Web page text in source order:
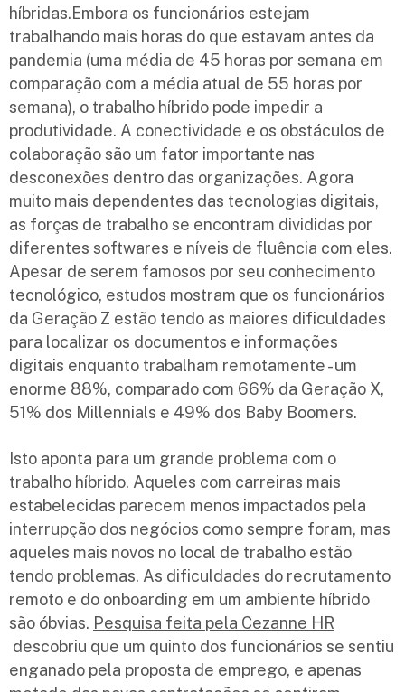
híbridas.Embora os funcionários estejam
trabalhando mais horas do que estavam antes da
pandemia (uma média de 45 horas por semana em
comparação com a média atual de 55 horas por
semana), o trabalho híbrido pode impedir a
produtividade. A conectividade e os obstáculos de
colaboração são um fator importante nas
desconexões dentro das organizações. Agora
muito mais dependentes das tecnologias digitais,
as forças de trabalho se encontram divididas por
diferentes softwares e níveis de fluência com eles.
Apesar de serem famosos por seu conhecimento
tecnológico, estudos mostram que os funcionários
da Geração Z estão tendo as maiores dificuldades
para localizar os documentos e informações
digitais enquanto trabalham remotamente - um
enorme 88%, comparado com 66% da Geração X,
51% dos Millennials e 49% dos Baby Boomers.
Isto aponta para um grande problema com o
trabalho híbrido. Aqueles com carreiras mais
estabelecidas parecem menos impactados pela
interrupção dos negócios como sempre foram, mas
aqueles mais novos no local de trabalho estão
tendo problemas. As dificuldades do recrutamento
remoto e do onboarding em um ambiente híbrido
são óbvias. Pesquisa feita pela Cezanne HR
descobriu que um quinto dos funcionários se sentiu
enganado pela proposta de emprego, e apenas